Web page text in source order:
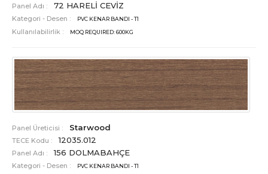
Panel Adı : 72 HARELİ CEVİZ
Kategori - Desen : PVC KENAR BANDI - T1
Kullanılabilirlik : MOQ REQUIRED: 600KG
Panel Üreticisi : Starwood
TECE Kodu : 12035.012
Panel Adı : 156 DOLMABAHÇE
Kategori - Desen : PVC KENAR BANDI - T1